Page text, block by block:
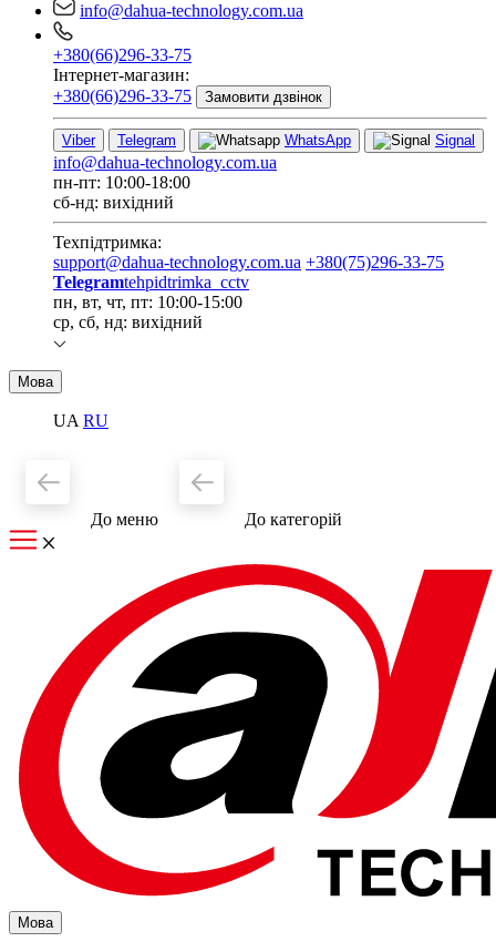
info@dahua-technology.com.ua
+380(66)296-33-75
Інтернет-магазин:
+380(66)296-33-75
Замовити дзвінок
Viber Telegram WhatsApp Signal
info@dahua-technology.com.ua
пн-пт: 10:00-18:00
сб-нд: вихідний
Техпідтримка:
support@dahua-technology.com.ua +380(75)296-33-75
Telegramtehpidtrimka_cctv
пн, вт, чт, пт: 10:00-15:00
ср, сб, нд: вихідний
Мова
UA RU
До меню До категорiй
Мова